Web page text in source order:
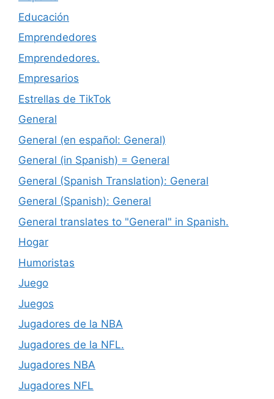
Educación
Emprendedores
Emprendedores.
Empresarios
Estrellas de TikTok
General
General (en español: General)
General (in Spanish) = General
General (Spanish Translation): General
General (Spanish): General
General translates to "General" in Spanish.
Hogar
Humoristas
Juego
Juegos
Jugadores de la NBA
Jugadores de la NFL.
Jugadores NBA
Jugadores NFL